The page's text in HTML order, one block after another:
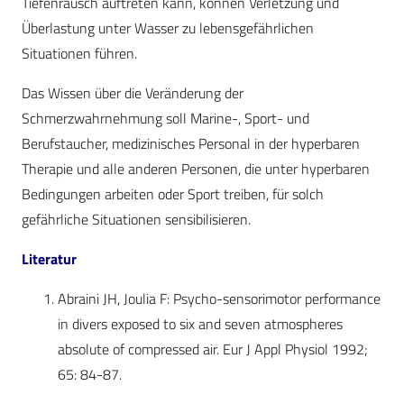
Überlastung unter Wasser zu lebensgefährlichen
Situationen führen.
Das Wissen über die Veränderung der
Schmerzwahrnehmung soll Marine-, Sport- und
Berufstaucher, medizinisches Personal in der hyperbaren
Therapie und alle anderen Personen, die unter hyperbaren
Bedingungen arbeiten oder Sport treiben, für solch
gefährliche Situationen sensibilisieren.
Literatur
Abraini JH, Joulia F: Psycho-sensorimotor performance
in divers exposed to six and seven atmospheres
absolute of compressed air. Eur J Appl Physiol 1992;
65: 84-87.